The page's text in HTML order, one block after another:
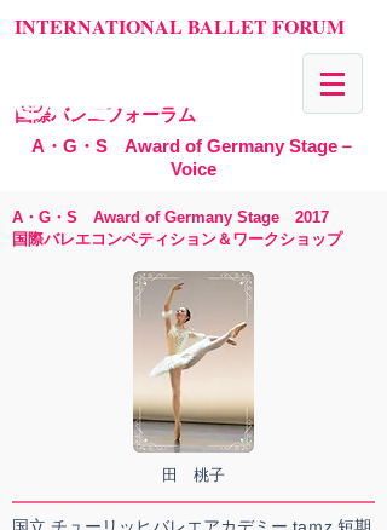
INTERNATIONAL BALLET FORUM
国際バレエフォーラム
A・G・S Award of Germany Stage－
Voice
A・G・S Award of Germany Stage 2017
国際バレエコンペティション＆ワークショップ
田 桃子